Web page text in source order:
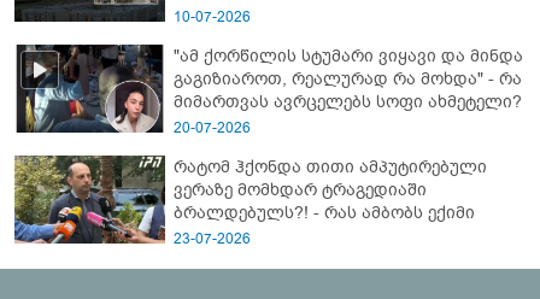
10-07-2026
"ამ ქორწილის სტუმარი ვიყავი და მინდა
გაგიზიაროთ, რეალურად რა მოხდა" - რა
მიმართვას ავრცელებს სოფი ახმეტელი?
20-07-2026
რატომ ჰქონდა თითი ამპუტირებული
ვერაზე მომხდარ ტრაგედიაში
ბრალდებულს?! - რას ამბობს ექიმი
23-07-2026